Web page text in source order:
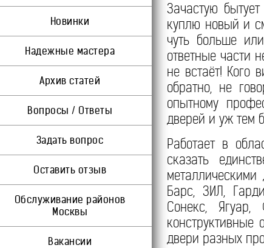
Новинки
Надежные мастера
Архив статей
Вопросы / Ответы
Задать вопрос
Оставить отзыв
Обслуживание районов
Москвы
Вакансии
Зачастую
куплю новый и
чуть больше
ответные части
не встаёт! Кого
обратно, не
опытному
дверей и уж тем
Работает в
сказать
Барс, ЗИЛ,
Сонекс, Ягуар,
двери разных